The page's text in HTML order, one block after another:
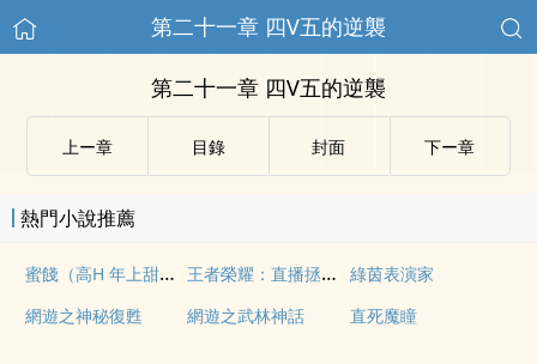
第二十一章 四V五的逆襲
第二十一章 四V五的逆襲
上ー章 目錄 封面 下ー章
熱門小說推薦
蜜餞（高H 年上甜寵 1V1） 王者榮耀：直播拯救行動
綠茵表演家
網遊之神秘復甦
網遊之武林神話 直死魔瞳